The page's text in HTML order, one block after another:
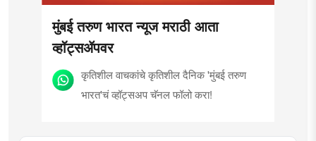
मुंबई तरुण भारत न्यूज मराठी आता
व्हॉट्सॲपवर
कृतिशील वाचकांचे कृतिशील दैनिक 'मुंबई तरुण
भारत'चं व्हॉट्सअप चॅनल फॉलो करा!